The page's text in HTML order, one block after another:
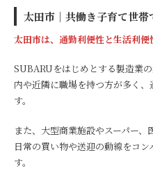
太田市｜共働き子育て世帯
太田市は、通勤利便性と生活利便
SUBARUをはじめとする製造業
内や近隣に職場を持つ方が多く
す。
また、大型商業施設やスーパー、
日常の買い物や送迎の動線をコ
す。